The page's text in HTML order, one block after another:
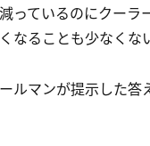
っているのにクー
なることも少なくな
ルマンが提示した